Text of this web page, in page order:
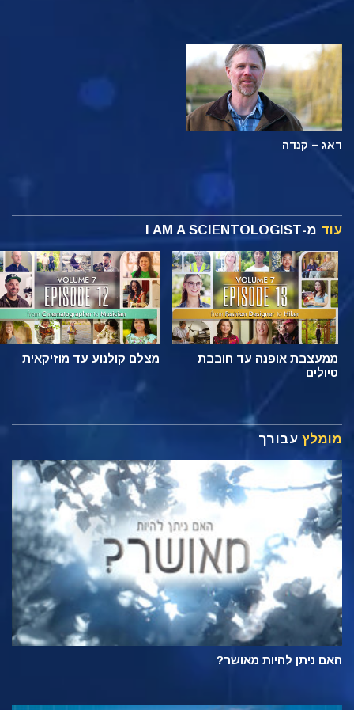
דאג – קנדה
עוד מ-I AM A SCIENTOLOGIST
ממעצבת אופנה עד חובבת
טיולים
מצלם קולנוע עד מוזיקאית
מומלץ עבורך
האם ניתן להיות מאושר?